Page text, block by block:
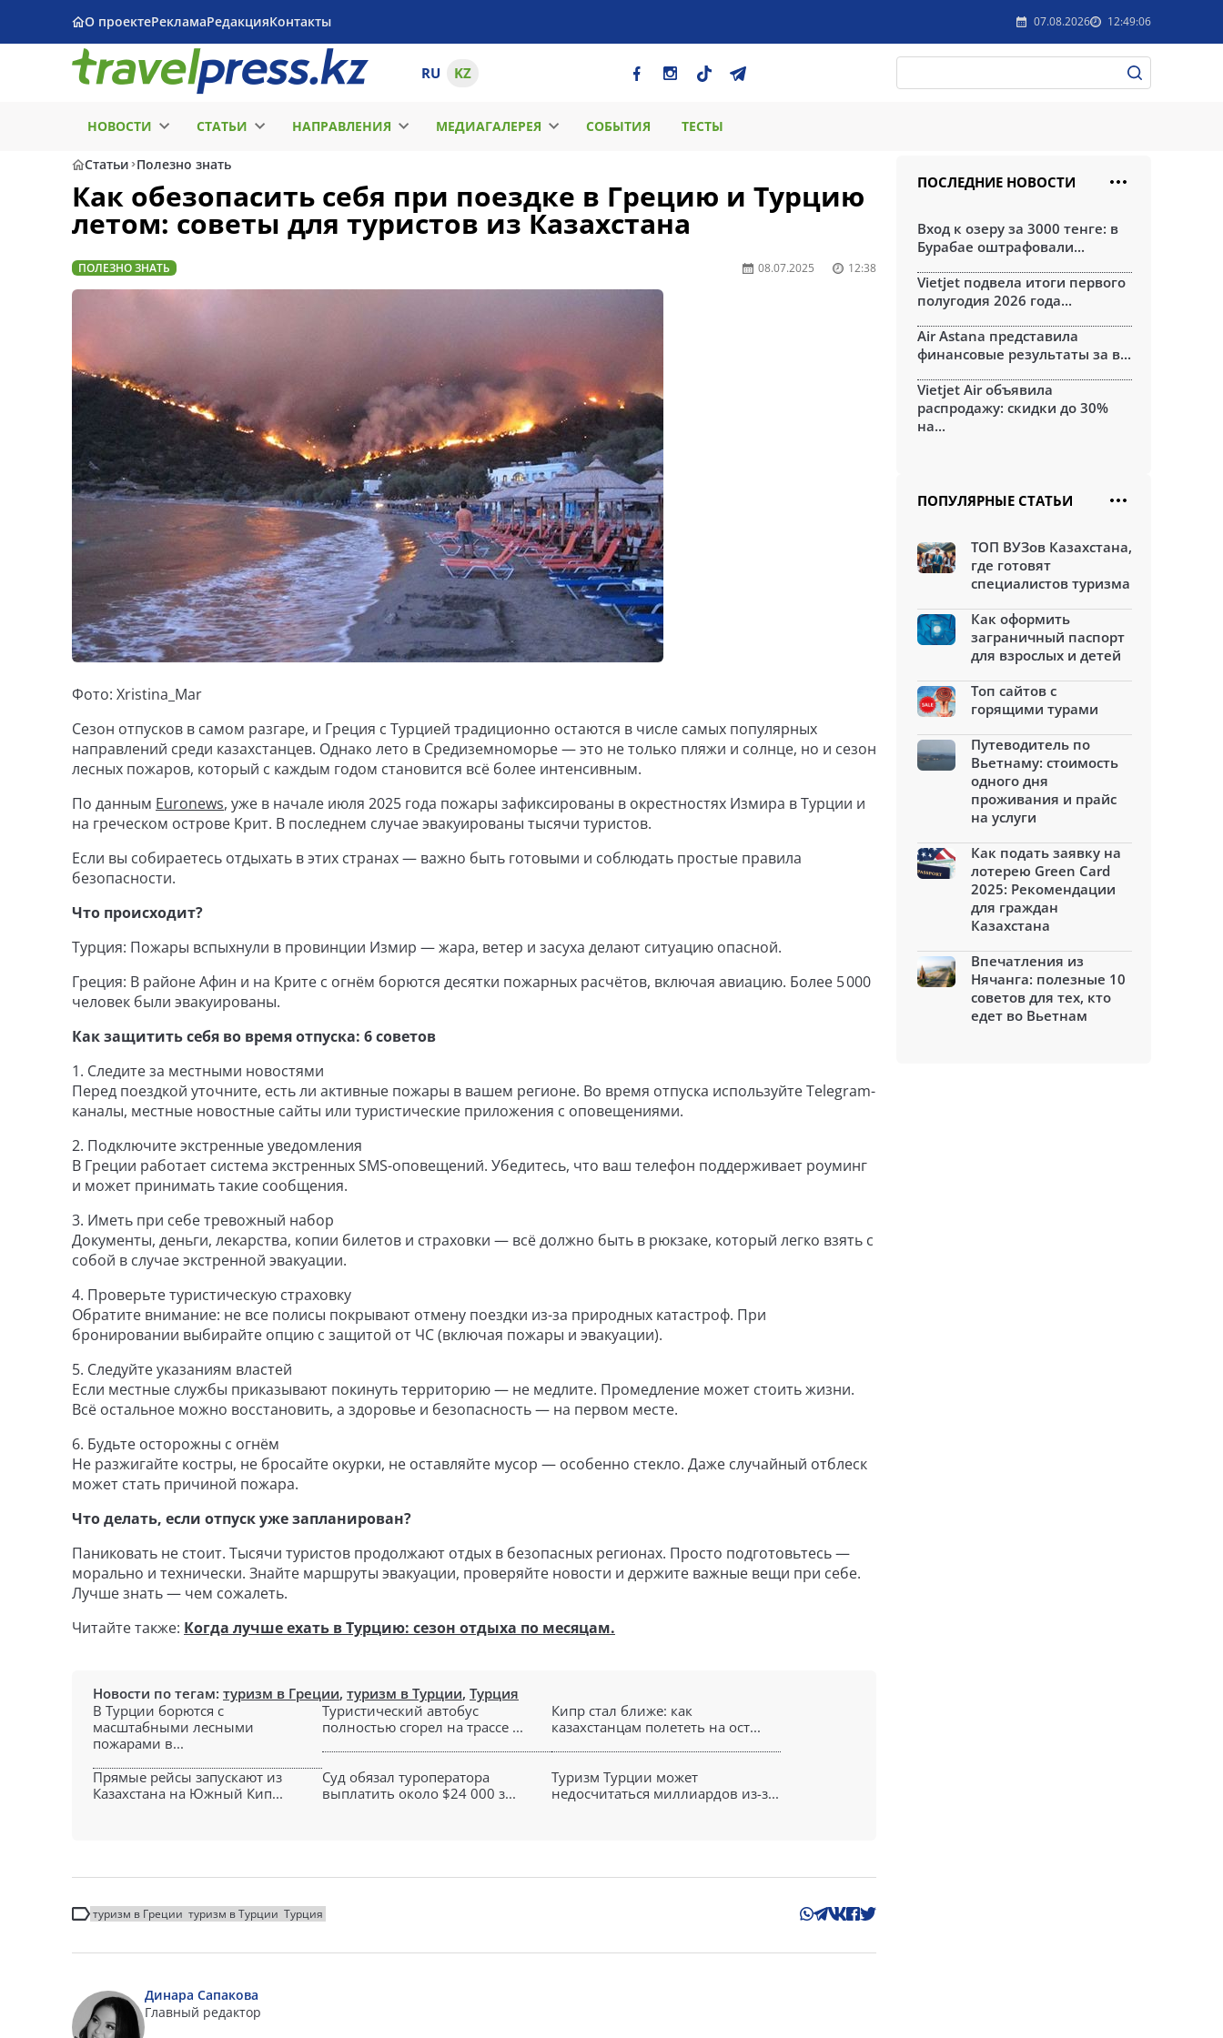
О проектеРекламаРедакцияКонтакты 07.08.2026 12:49:06
RU KZ
НОВОСТИ СТАТЬИ НАПРАВЛЕНИЯ МЕДИАГАЛЕРЕЯ СОБЫТИЯ ТЕСТЫ
Статьи Полезно знать
Как обезопасить себя при поездке в Грецию и Турцию
летом: советы для туристов из Казахстана
ПОЛЕЗНО ЗНАТЬ 08.07.2025 12:38
Фото: Xristina_Mar
Сезон отпусков в самом разгаре, и Греция с Турцией традиционно остаются в числе самых популярных
направлений среди казахстанцев. Однако лето в Средиземноморье — это не только пляжи и солнце, но и сезон
лесных пожаров, который с каждым годом становится всё более интенсивным.
По данным Euronews, уже в начале июля 2025 года пожары зафиксированы в окрестностях Измира в Турции и
на греческом острове Крит. В последнем случае эвакуированы тысячи туристов.
Если вы собираетесь отдыхать в этих странах — важно быть готовыми и соблюдать простые правила
безопасности.
Что происходит?
Турция: Пожары вспыхнули в провинции Измир — жара, ветер и засуха делают ситуацию опасной.
Греция: В районе Афин и на Крите с огнём борются десятки пожарных расчётов, включая авиацию. Более 5 000
человек были эвакуированы.
Как защитить себя во время отпуска: 6 советов
1. Следите за местными новостями
Перед поездкой уточните, есть ли активные пожары в вашем регионе. Во время отпуска используйте Telegram-
каналы, местные новостные сайты или туристические приложения с оповещениями.
2. Подключите экстренные уведомления
В Греции работает система экстренных SMS-оповещений. Убедитесь, что ваш телефон поддерживает роуминг
и может принимать такие сообщения.
3. Иметь при себе тревожный набор
Документы, деньги, лекарства, копии билетов и страховки — всё должно быть в рюкзаке, который легко взять с
собой в случае экстренной эвакуации.
4. Проверьте туристическую страховку
Обратите внимание: не все полисы покрывают отмену поездки из-за природных катастроф. При
бронировании выбирайте опцию с защитой от ЧС (включая пожары и эвакуации).
5. Следуйте указаниям властей
Если местные службы приказывают покинуть территорию — не медлите. Промедление может стоить жизни.
Всё остальное можно восстановить, а здоровье и безопасность — на первом месте.
6. Будьте осторожны с огнём
Не разжигайте костры, не бросайте окурки, не оставляйте мусор — особенно стекло. Даже случайный отблеск
может стать причиной пожара.
Что делать, если отпуск уже запланирован?
Паниковать не стоит. Тысячи туристов продолжают отдых в безопасных регионах. Просто подготовьтесь —
морально и технически. Знайте маршруты эвакуации, проверяйте новости и держите важные вещи при себе.
Лучше знать — чем сожалеть.
Читайте также: Когда лучше ехать в Турцию: сезон отдыха по месяцам.
Новости по тегам: туризм в Греции, туризм в Турции, Турция
В Турции борются с
масштабными лесными
пожарами в...
Туристический автобус
полностью сгорел на трассе ...
Кипр стал ближе: как
казахстанцам полететь на ост...
Прямые рейсы запускают из
Казахстана на Южный Кип...
Суд обязал туроператора
выплатить около $24 000 з...
Туризм Турции может
недосчитаться миллиардов из-з...
туризм в Греции туризм в Турции Турция
Динара Сапакова
Главный редактор
ПОСЛЕДНИЕ НОВОСТИ
Вход к озеру за 3000 тенге: в
Бурабае оштрафовали...
Vietjet подвела итоги первого
полугодия 2026 года...
Air Astana представила
финансовые результаты за в...
Vietjet Air объявила
распродажу: скидки до 30%
на...
ПОПУЛЯРНЫЕ СТАТЬИ
ТОП ВУЗов Казахстана,
где готовят
специалистов туризма
Как оформить
заграничный паспорт
для взрослых и детей
Топ сайтов с
горящими турами
Путеводитель по
Вьетнаму: стоимость
одного дня
проживания и прайс
на услуги
Как подать заявку на
лотерею Green Card
2025: Рекомендации
для граждан
Казахстана
Впечатления из
Нячанга: полезные 10
советов для тех, кто
едет во Вьетнам